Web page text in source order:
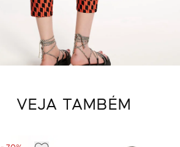
VEJA TAMBÉM